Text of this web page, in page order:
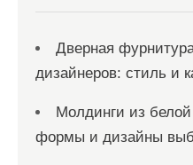
м
Дверная
дизайнеров: стиль и
Молдинги из
формы и дизайны